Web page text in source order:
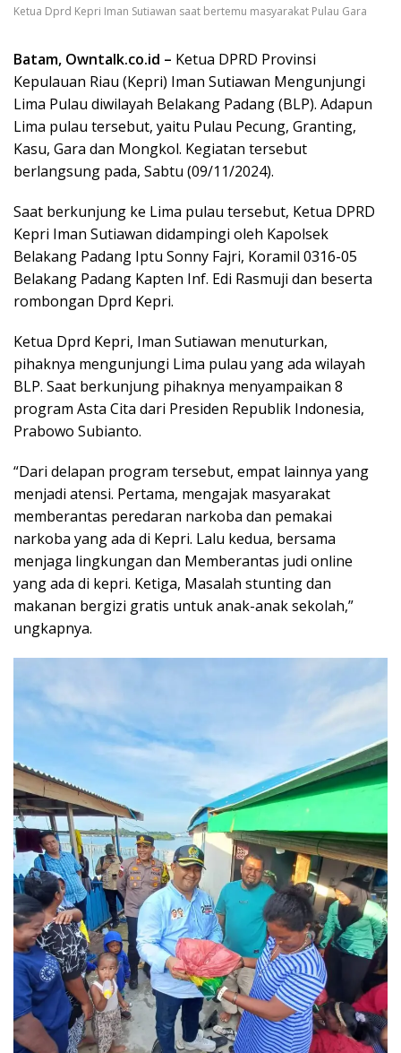
Ketua Dprd Kepri Iman Sutiawan saat bertemu masyarakat Pulau Gara
Batam, Owntalk.co.id – Ketua DPRD Provinsi
Kepulauan Riau (Kepri) Iman Sutiawan Mengunjungi
Lima Pulau diwilayah Belakang Padang (BLP). Adapun
Lima pulau tersebut, yaitu Pulau Pecung, Granting,
Kasu, Gara dan Mongkol. Kegiatan tersebut
berlangsung pada, Sabtu (09/11/2024).
Saat berkunjung ke Lima pulau tersebut, Ketua DPRD
Kepri Iman Sutiawan didampingi oleh Kapolsek
Belakang Padang Iptu Sonny Fajri, Koramil 0316-05
Belakang Padang Kapten Inf. Edi Rasmuji dan beserta
rombongan Dprd Kepri.
Ketua Dprd Kepri, Iman Sutiawan menuturkan,
pihaknya mengunjungi Lima pulau yang ada wilayah
BLP. Saat berkunjung pihaknya menyampaikan 8
program Asta Cita dari Presiden Republik Indonesia,
Prabowo Subianto.
“Dari delapan program tersebut, empat lainnya yang
menjadi atensi. Pertama, mengajak masyarakat
memberantas peredaran narkoba dan pemakai
narkoba yang ada di Kepri. Lalu kedua, bersama
menjaga lingkungan dan Memberantas judi online
yang ada di kepri. Ketiga, Masalah stunting dan
makanan bergizi gratis untuk anak-anak sekolah,”
ungkapnya.